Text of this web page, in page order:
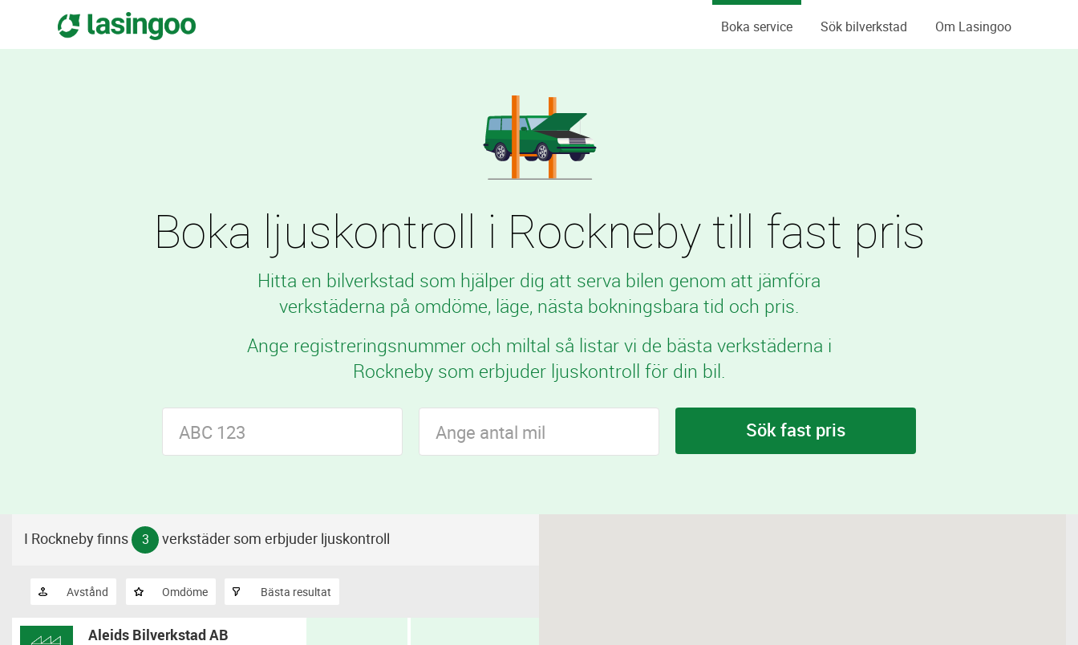
Boka service Sök bilverkstad Om Lasingoo
Boka ljuskontroll i Rockneby till fast pris
Hitta en bilverkstad som hjälper dig att serva bilen genom att jämföra
verkstäderna på omdöme, läge, nästa bokningsbara tid och pris.
Ange registreringsnummer och miltal så listar vi de bästa verkstäderna i
Rockneby som erbjuder ljuskontroll för din bil.
Sök fast pris
I Rockneby finns 3 verkstäder som erbjuder ljuskontroll
Avstånd Omdöme Bästa resultat
Aleids Bilverkstad AB